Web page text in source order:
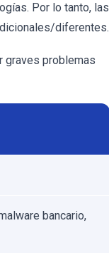
Por lo tanto, las
diferentes.
graves problemas
bancario,